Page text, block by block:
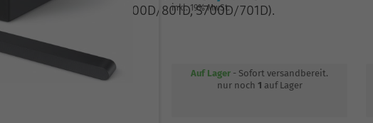
inkl. 19% MwSt.
Auf Lager - Sofort versandbereit.
nur noch 1 auf Lager
(Q700D↑, S800D/801D, S700D/701D).